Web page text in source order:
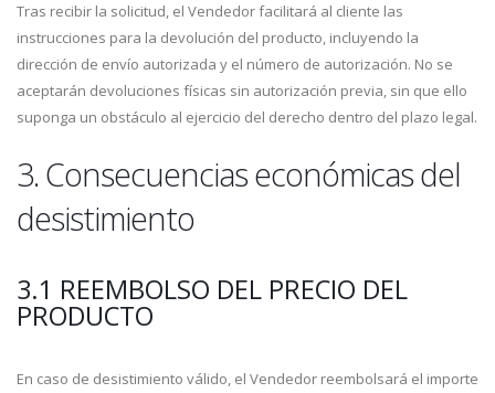
Tras recibir la solicitud, el Vendedor facilitará al cliente las
instrucciones para la devolución del producto, incluyendo la
dirección de envío autorizada y el número de autorización. No se
aceptarán devoluciones físicas sin autorización previa, sin que ello
suponga un obstáculo al ejercicio del derecho dentro del plazo legal.
3. Consecuencias económicas del
desistimiento
3.1 REEMBOLSO DEL PRECIO DEL
PRODUCTO
En caso de desistimiento válido, el Vendedor reembolsará el importe